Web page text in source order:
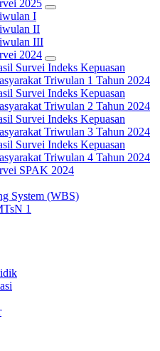
2025
I
II
III
2024
Survei Indeks Kepuasan
Triwulan 1 Tahun 2024
Survei Indeks Kepuasan
Triwulan 2 Tahun 2024
Survei Indeks Kepuasan
Triwulan 3 Tahun 2024
Survei Indeks Kepuasan
Triwulan 4 Tahun 2024
SPAK 2024
System (WBS)
1